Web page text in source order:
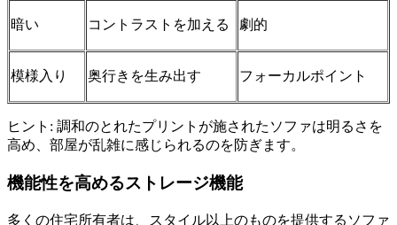
暗い コントラストを加える 劇的
模様入り 奥行きを生み出す フォーカルポイント
ヒント: 調和のとれたプリントが施されたソファは明るさを
高め、部屋が乱雑に感じられるのを防ぎます。
機能性を高めるストレージ機能
多くの住宅所有者は、スタイル以上のものを提供するソファ